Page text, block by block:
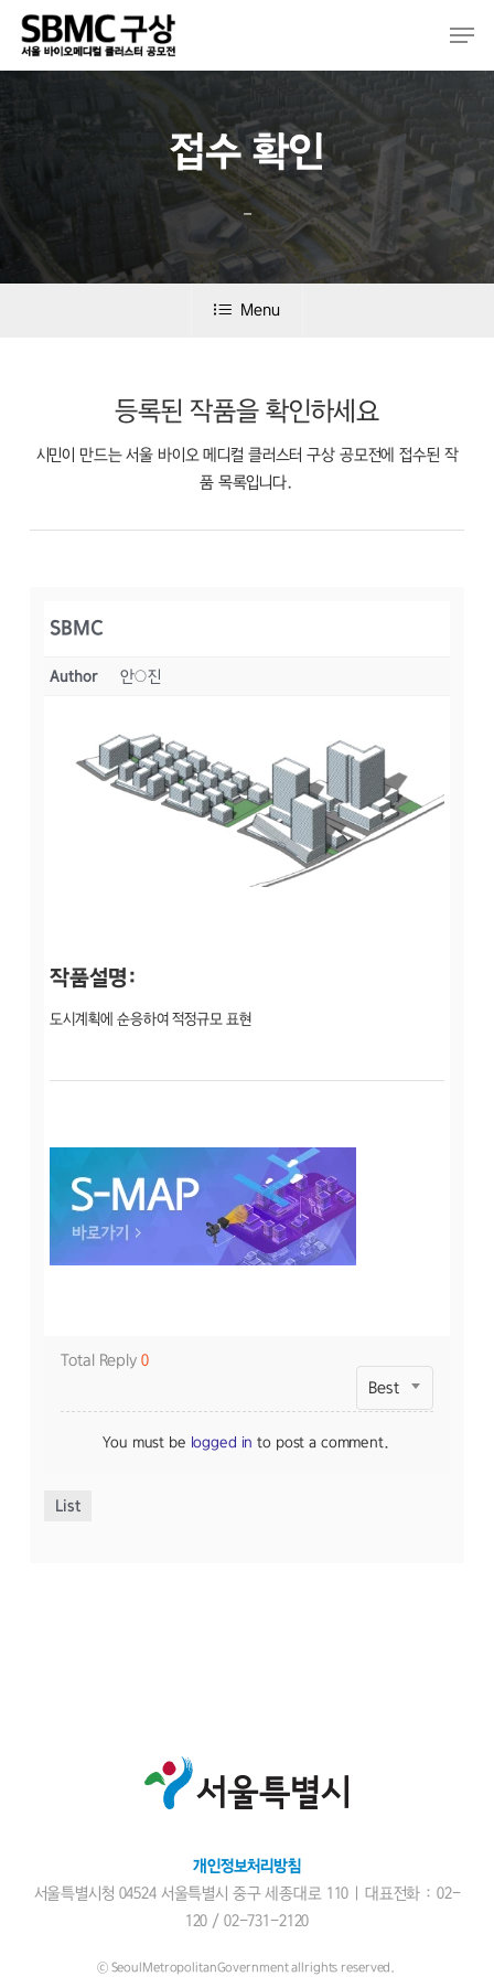
Skip
main
접수 확인
–
Menu
등록된 작품을 확인하세요
시민이 만드는 서울 바이오 메디컬 클러스터 구상 공모전에 접수된 작
품 목록입니다.
SBMC
Author 안○진
작품설명:
도시계획에 순응하여 적정규모 표현
Total Reply 0
Best
You must be logged in to post a comment.
List
개인정보처리방침
서울특별시청 04524 서울특별시 중구 세종대로 110 | 대표전화 : 02-
120 / 02-731-2120
ⓒ SeoulMetropolitanGovernment allrights reserved.